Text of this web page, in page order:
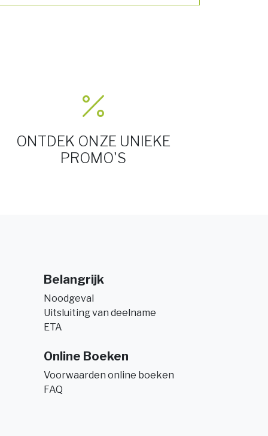
ONTDEK ONZE UNIEKE
PROMO'S
Belangrijk
Noodgeval
Uitsluiting van deelname
ETA
Online Boeken
Voorwaarden online boeken
FAQ